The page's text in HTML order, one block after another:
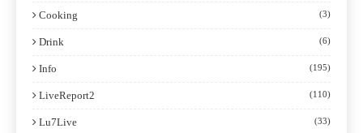
Cooking (3)
Drink (6)
Info (195)
LiveReport2 (110)
Lu7Live (33)